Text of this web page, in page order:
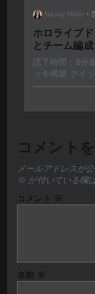
Nancy Miller
ホロライブ
とチーム編
読了時間：6分
ッキ構築 クイ
コメント
メールアドレスが
※ が付いている欄
コメント
※
名前 ※